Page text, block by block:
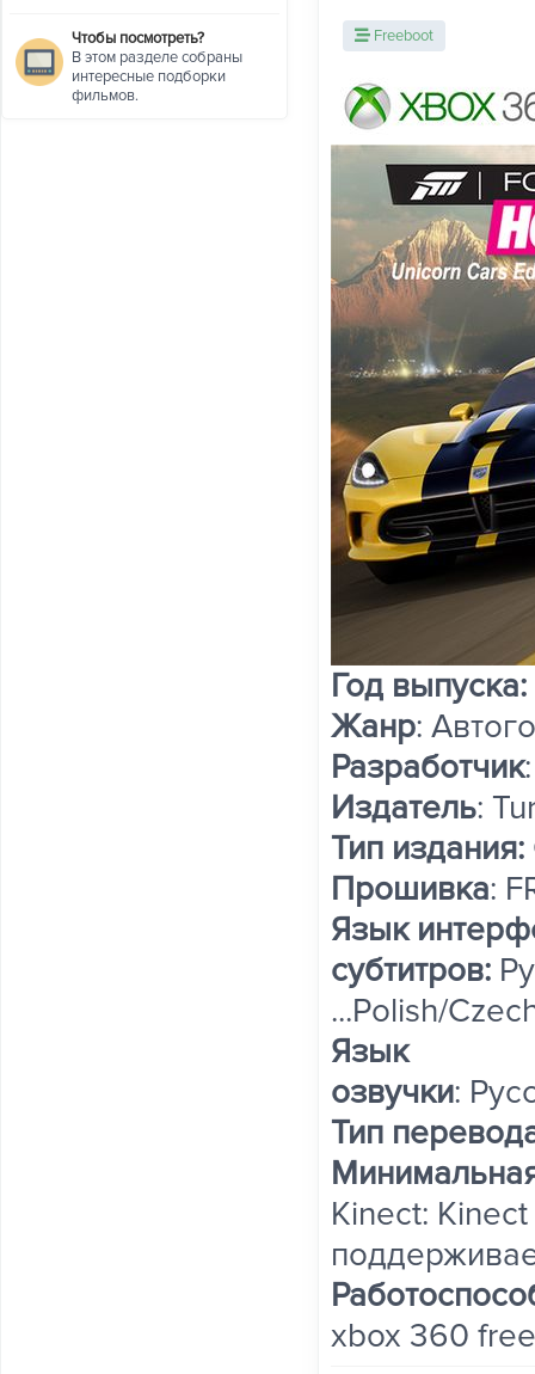
Чтобы посмотреть?
В этом разделе собраны
интересные подборки
фильмов.
Freeboot
Год выпуска:
Жанр:
Разработчик
Издатель:
Тип издания:
Прошивка:
Язык
субтитров:
...Polish/
Язык
озвучки:
Тип
Kinect:
xbox 360